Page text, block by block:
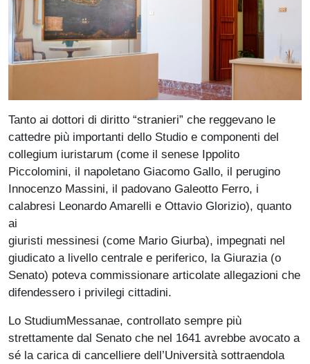
Tanto ai dottori di diritto “stranieri” che reggevano le
cattedre più importanti dello Studio e componenti del
collegium iuristarum (come il senese Ippolito
Piccolomini, il napoletano Giacomo Gallo, il perugino
Innocenzo Massini, il padovano Galeotto Ferro, i
calabresi Leonardo Amarelli e Ottavio Glorizio), quanto
ai
giuristi messinesi (come Mario Giurba), impegnati nel
giudicato a livello centrale e periferico, la Giurazia (o
Senato) poteva commis­sionare articolate allegazioni che
difendessero i privilegi cittadini.
Lo StudiumMessanae, controllato sempre più
strettamente dal Senato che nel 1641 avrebbe avocato a
sé la carica di cancelliere dell’Università sottraendola